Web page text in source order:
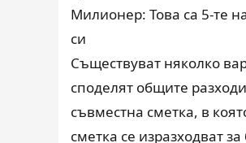
Милионер: Това са 5-те
си
Съществуват няколко
споделят общите
съвместна сметка, в
сметка се изразходват